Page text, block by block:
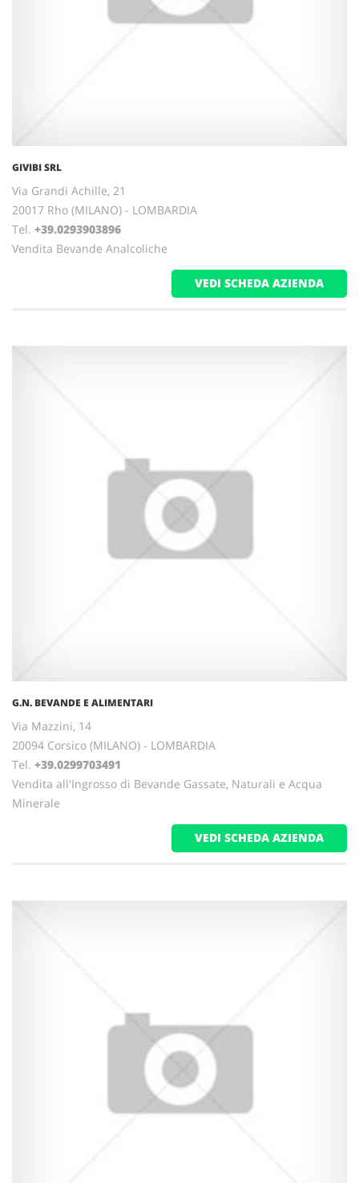
GIVIBI SRL
Via Grandi Achille, 21
20017 Rho (MILANO) - LOMBARDIA
Tel. +39.0293903896
Vendita Bevande Analcoliche
VEDI SCHEDA AZIENDA
G.N. BEVANDE E ALIMENTARI
Via Mazzini, 14
20094 Corsico (MILANO) - LOMBARDIA
Tel. +39.0299703491
Vendita all'Ingrosso di Bevande Gassate, Naturali e Acqua
Minerale
VEDI SCHEDA AZIENDA